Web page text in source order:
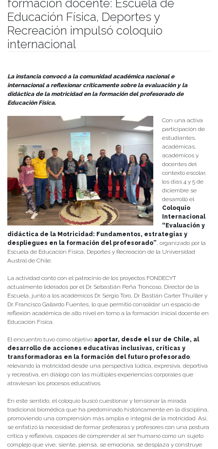
formación docente: Escuela de
Educación Física, Deportes y
Recreación impulsó coloquio
internacional
La instancia convocó a la comunidad académica nacional e
internacional a reflexionar críticamente sobre la evaluación y la
didáctica de la motricidad en la formación del profesorado de
Educación Física.
Con una activa
participación de
estudiantes,
académicas,
académicos y
docentes del
contexto escolar,
los días 4 y 5 de
diciembre se
desarrolló el
Coloquio
Internacional
“Evaluación y
didáctica de la Motricidad: Fundamentos, estrategias y
despliegues en la formación del profesorado” , organizado por la
Escuela de Educación Física, Deportes y Recreación de la Universidad
Austral de Chile.
La actividad contó con el patrocinio de los proyectos FONDECYT
actualmente liderados por el Dr. Sebastián Peña Troncoso, Director de la
Escuela, junto a los académicos Dr. Sergio Toro, Dr. Bastián Carter Thuiller y
Dr. Francisco Gallardo Fuentes, lo que permitió consolidar un espacio de
reflexión académica de alto nivel en torno a la formación inicial docente en
Educación Física.
El encuentro tuvo como objetivo aportar, desde el sur de Chile, al
desarrollo de acciones educativas inclusivas, críticas y
transformadoras en la formación del futuro profesorado
relevando la motricidad desde una perspectiva lúdica, expresiva, deportiva
y recreativa, en diálogo con las múltiples experiencias corporales que
atraviesan los procesos educativos.
En este sentido, el coloquio buscó cuestionar y tensionar la mirada
tradicional biomédica que ha predominado históricamente en la disciplina,
promoviendo una comprensión más amplia e integral de la motricidad. Así,
se enfatizó la necesidad de formar profesoras y profesores con una postura
crítica y reflexiva, capaces de comprender al ser humano como un sujeto
complejo que vive, siente, piensa, se emociona, se desplaza y construye